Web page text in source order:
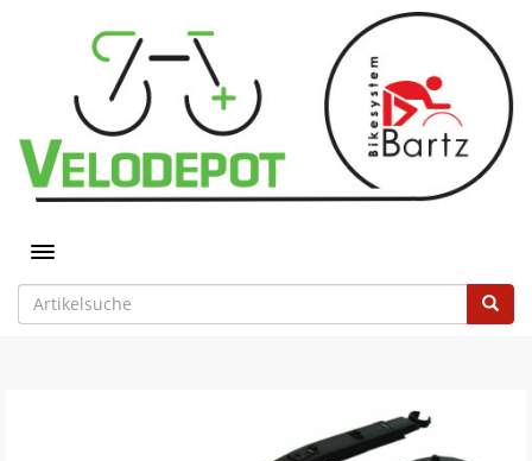
Toggle navigation